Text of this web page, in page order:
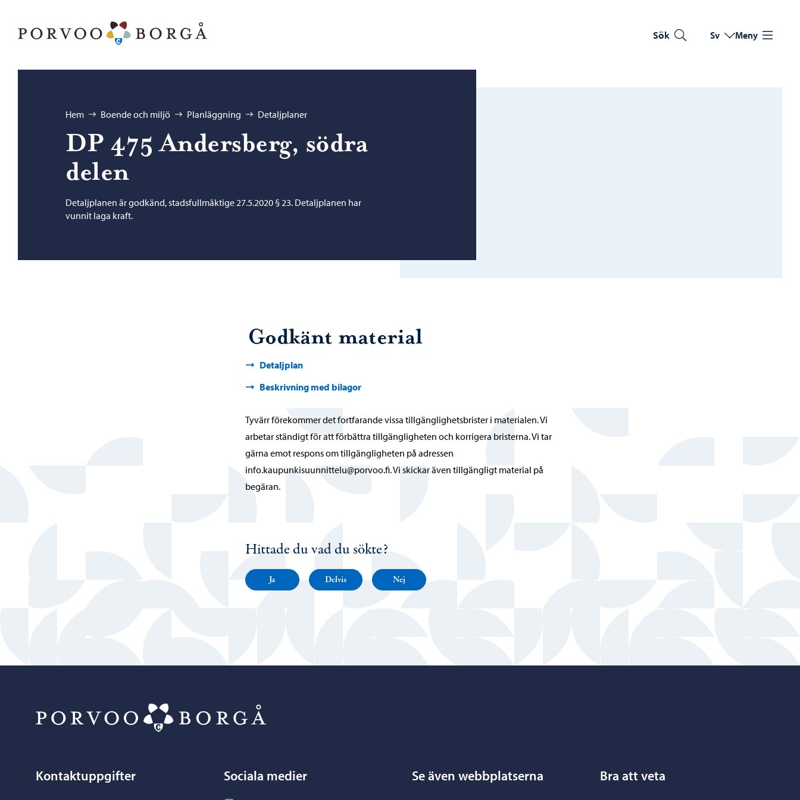
Sök Byt språk
Nuvarande språk:
Sv Meny
Bläddra:
Hem Boende och miljö Planläggning Detaljplaner
DP 475 Andersberg, södra
delen
Detaljplanen är godkänd, stadsfullmäktige 27.5.2020 § 23. Detaljplanen har
vunnit laga kraft.
Godkänt material
Detaljplan
Beskrivning med bilagor
Tyvärr förekommer det fortfarande vissa tillgänglighetsbrister i materialen. Vi
arbetar ständigt för att förbättra tillgängligheten och korrigera bristerna. Vi tar
gärna emot respons om tillgängligheten på adressen
info.kaupunkisuunnittelu@porvoo.fi. Vi skickar även tillgängligt material på
begäran.
Hittade du vad du sökte?
Ja Delvis Nej
Kontaktuppgifter Sociala medier Se även webbplatserna Bra att veta